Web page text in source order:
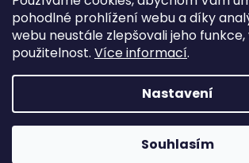
pohodlné prohlížení webu a díky
webu neustále zlepšovali jeho
použitelnost. Více informací.
Nastavení
Souhlasím
Přijímáme online platby
Vytvořil Shoptet
KAAMO. Všechna